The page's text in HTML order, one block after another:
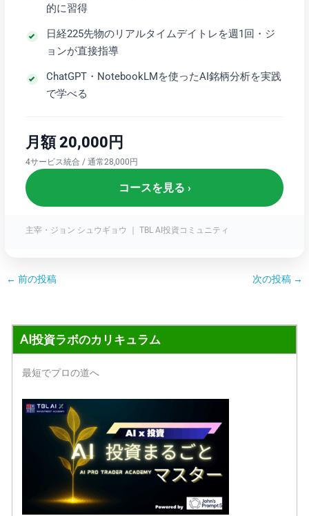
的に習得
日経225先物のリアルタイムデイトレを週1回・ジ
ョンが直接指導
ChatGPT・NotebookLMを使ったAI銘柄分析を実践
で学べる
月額 20,000円
4サービス統合 / 通常28,000円
コースを見る ›
主宰・ジョン シュウギョウ ｜ TBL AI投資コミュニティ
← 前の投稿 次の投稿 →
AI投資ラボのカリキュラム
最短でプロの道へ